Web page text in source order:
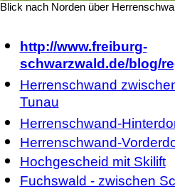
Blick nach Norden über
http://www.freiburg-
schwarzwald.de/blog/
Herrenschwand
Tunau
Herrenschwand-
Herrenschwand-
Hochgescheid mit Skilift
Fuchswald - zwischen